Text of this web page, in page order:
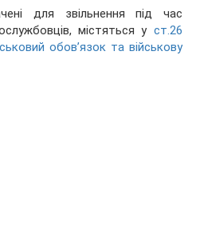
для звільнення під час
містяться у ст.26
обов’язок та військову